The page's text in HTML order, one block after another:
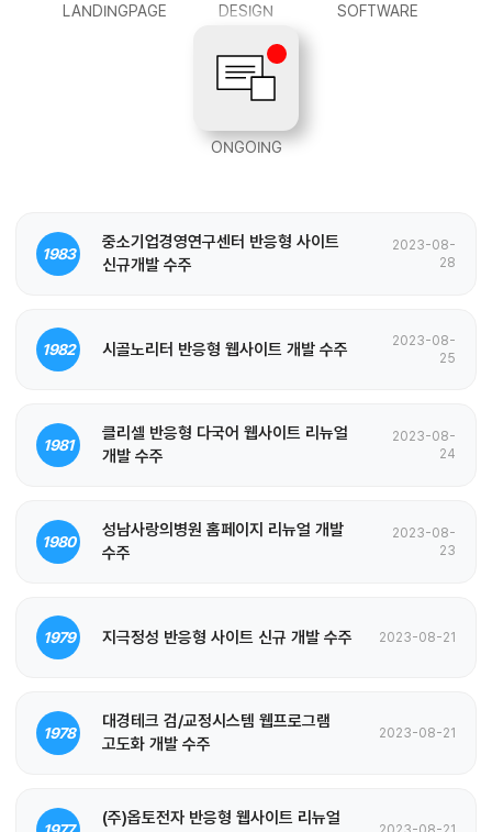
LANDINGPAGE DESIGN SOFTWARE
ONGOING
1983
중소기업경영연구센터 반응형 사이트
신규개발 수주
2023-08-
28
1982 시골노리터 반응형 웹사이트 개발 수주
2023-08-
25
1981
클리셀 반응형 다국어 웹사이트 리뉴얼
개발 수주
2023-08-
24
1980
성남사랑의병원 홈페이지 리뉴얼 개발
수주
2023-08-
23
1979 지극정성 반응형 사이트 신규 개발 수주 2023-08-21
1978
대경테크 검/교정시스템 웹프로그램
고도화 개발 수주
2023-08-21
(주)옵토전자 반응형 웹사이트 리뉴얼